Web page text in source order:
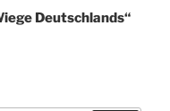
Deutschlands“